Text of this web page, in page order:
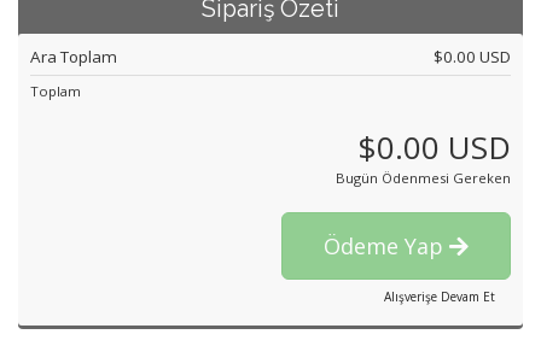
Sipariş Özeti
Ara Toplam $0.00 USD
Toplam
$0.00 USD
Bugün Ödenmesi Gereken
Ödeme Yap
Alışverişe Devam Et